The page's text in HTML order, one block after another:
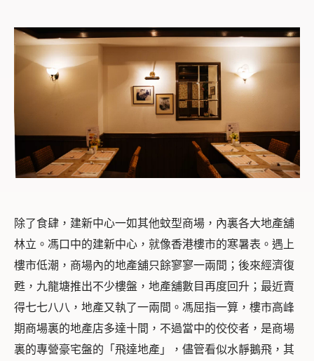
除了食肆，建新中心一如其他蚊型商場，內裏各大地產舖
林立。馮口中的建新中心，就像香港樓市的寒暑表。遇上
樓市低潮，商場內的地產舖只餘寥寥一兩間；後來經濟復
甦，九龍塘推出不少樓盤，地產舖數目再度回升；最近賣
得七七八八，地產又執了一兩間。馮屈指一算，樓市高峰
期商場裏的地產店多達十間，不過當中的佼佼者，是商場
裏的專營豪宅盤的「飛達地產」，儘管看似水靜鵝飛，其